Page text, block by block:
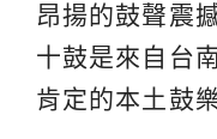
昂揚的鼓聲震
十鼓是來自台
肯定的本土鼓